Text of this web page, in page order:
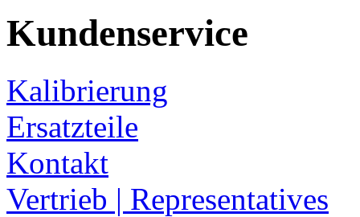
Kundenservice
Kalibrierung
Ersatzteile
Kontakt
Vertrieb | Representatives